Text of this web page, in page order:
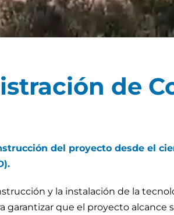
de
del proyecto desde el
y la instalación de la
garantizar que el proyecto alcance